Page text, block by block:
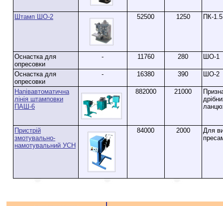
Штамп ШО-2 52500 1250 ПК-
Оснастка для
опресовки
- 11760 280 ШО-1
Оснастка для
опресовки
- 16380 390 ШО-2
Напівавтоматична
лінія штамповки
ПАШ-6
882000 21000
Пристрій
змотувально-
намотувальний УСН
84000 2000
Для